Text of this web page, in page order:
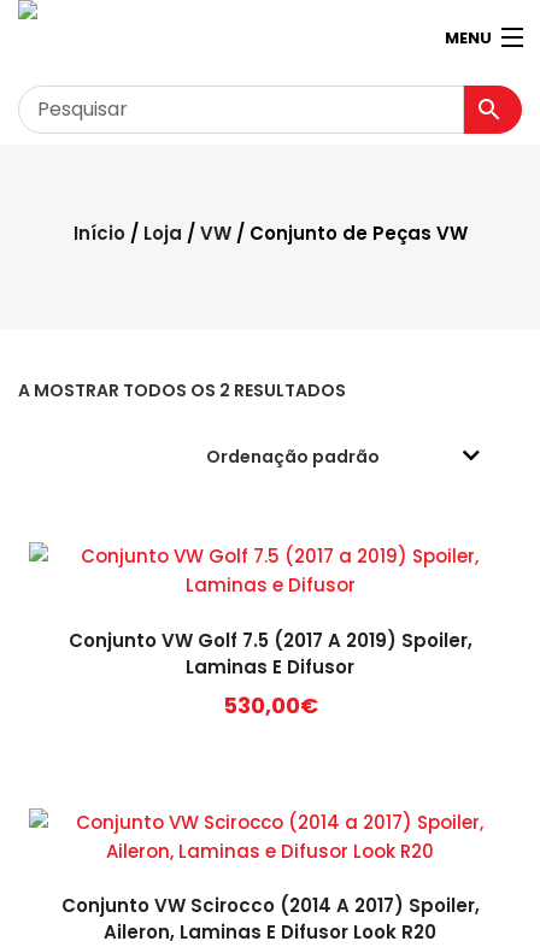
MENU
Loja Virtual 360º
Início/ Loja / VW/ Conjunto de Peças VW
A MOSTRAR TODOS OS 2 RESULTADOS
Conjunto VW Golf 7.5 (2017 A 2019) Spoiler,
Laminas E Difusor
530,00€
Conjunto VW Scirocco (2014 A 2017) Spoiler,
Aileron, Laminas E Difusor Look R20